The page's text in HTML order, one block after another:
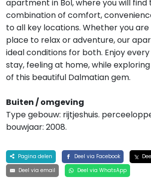
apartment in Bol, where you will
combination of comfort,
to all key locations. Whether you
place to relax or adventure, our
ideal conditions for both. Enjoy
stay, feeling at home, while
of this beautiful Dalmatian gem.
Buiten / omgeving
Type gebouw: rijtjeshuis.
bouwjaar: 2008.
Pagina delen Deel via Facebook
Deel via email
Deel via WhatsApp